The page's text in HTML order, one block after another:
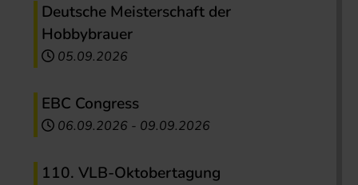
Deutsche Meisterschaft der
Hobbybrauer
05.09.2026
EBC Congress
06.09.2026 - 09.09.2026
110. VLB-Oktobertagung